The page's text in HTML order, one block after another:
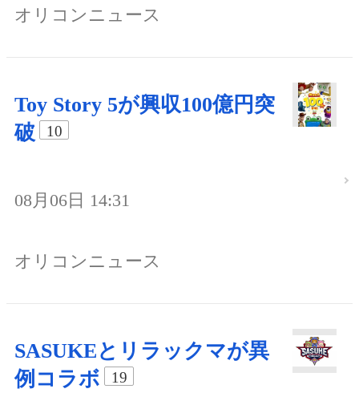
オリコンニュース
Toy Story 5が興収100億円突
破
10
08月06日 14:31
オリコンニュース
SASUKEとリラックマが異
例コラボ
19